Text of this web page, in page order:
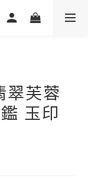
翠芙蓉
玉印